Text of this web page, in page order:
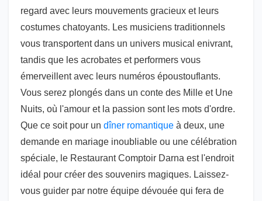
regard avec leurs mouvements gracieux et leurs
costumes chatoyants. Les musiciens traditionnels
vous transportent dans un univers musical enivrant,
tandis que les acrobates et performers vous
émerveillent avec leurs numéros époustouflants.
Vous serez plongés dans un conte des Mille et Une
Nuits, où l'amour et la passion sont les mots d'ordre.
Que ce soit pour un dîner romantique à deux, une
demande en mariage inoubliable ou une célébration
spéciale, le Restaurant Comptoir Darna est l'endroit
idéal pour créer des souvenirs magiques. Laissez-
vous guider par notre équipe dévouée qui fera de